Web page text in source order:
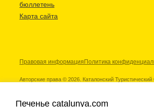
бюллетень
Карта сайта
Правовая информация Политика
Авторские права © 2026. Каталонский
Печенье catalunya.com